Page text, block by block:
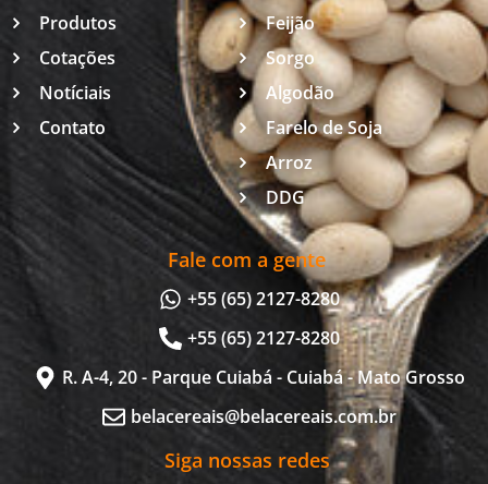
Produtos
Cotações
Notíciais
Contato
Feijão
Sorgo
Algodão
Farelo de Soja
Arroz
DDG
Fale com a gente
+55 (65) 2127-8280
+55 (65) 2127-8280
R. A-4, 20 - Parque Cuiabá - Cuiabá - Mato Grosso
belacereais@belacereais.com.br
Siga nossas redes